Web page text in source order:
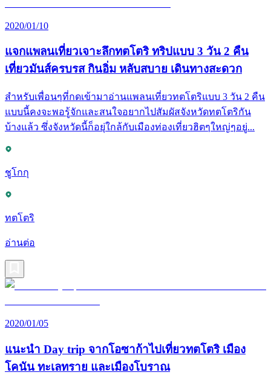
2020/01/10
แจกแพลนเที่ยวเจาะลึกทตโตริ ทริปแบบ 3 วัน 2 คืน
เที่ยวมันส์ครบรส กินอิ่ม หลับสบาย เดินทางสะดวก
สำหรับเพื่อนๆที่กดเข้ามาอ่านแพลนเที่ยวทตโตริแบบ 3 วัน 2 คืน
แบบนี้คงจะพอรู้จักและสนใจอยากไปสัมผัสจังหวัดทตโตริกัน
บ้างแล้ว ซึ่งจังหวัดนี้ก็อยุ่ใกล้กับเมืองท่องเที่ยวฮิตๆใหญ่ๆอยู่...
ชูโกกุ
ทตโตริ
อ่านต่อ
2020/01/05
แนะนำ Day trip จากโอซาก้าไปเที่ยวทตโตริ เมือง
โคนัน ทะเลทราย และเมืองโบราณ